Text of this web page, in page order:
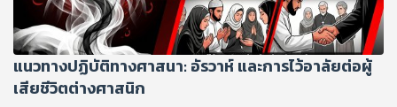
แนวทางปฏิบัติทางศาสนา: อัรวาห์ และการไว้อาลัยต่อผู้
เสียชีวิตต่างศาสนิก